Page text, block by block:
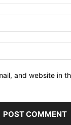
and website in